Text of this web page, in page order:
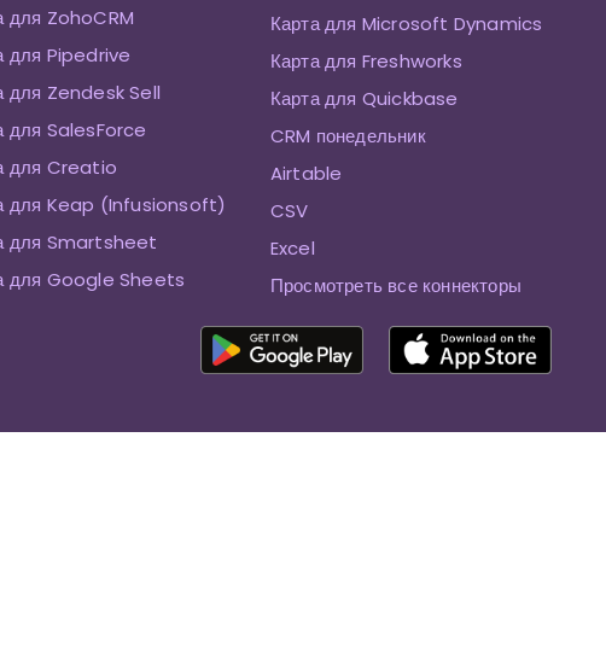
для ZohoCRM
для Pipedrive
для Zendesk Sell
для SalesForce
для Creatio
для Keap (Infusionsoft)
для Smartsheet
для Google Sheets
Карта для Microsoft Dynamics
Карта для Freshworks
Карта для Quickbase
CRM понедельник
Airtable
CSV
Excel
Просмотреть все коннекторы